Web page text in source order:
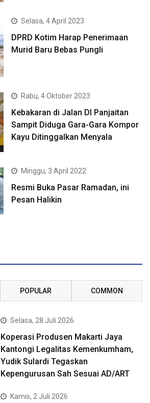
Selasa, 4 April 2023
DPRD Kotim Harap Penerimaan
Murid Baru Bebas Pungli
Rabu, 4 Oktober 2023
Kebakaran di Jalan DI Panjaitan
Sampit Diduga Gara-Gara Kompor
Kayu Ditinggalkan Menyala
Minggu, 3 April 2022
Resmi Buka Pasar Ramadan, ini
Pesan Halikin
POPULAR COMMON
Selasa, 28 Juli 2026
Koperasi Produsen Makarti Jaya
Kantongi Legalitas Kemenkumham,
Yudik Sulardi Tegaskan
Kepengurusan Sah Sesuai AD/ART
Kamis, 2 Juli 2026